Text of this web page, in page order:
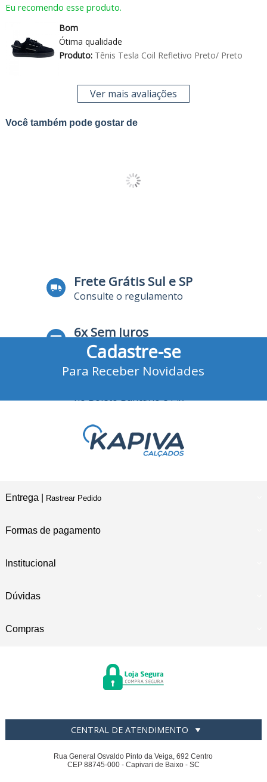
Eu recomendo esse produto.
Bom
Ótima qualidade
Produto:Tênis Tesla Coil Refletivo Preto/ Preto
Ver mais avaliações
Você também pode gostar de
Frete Grátis Sul e SP
Consulte o regulamento
6x Sem Juros
no Cartão de Crédito
no Boleto Bancário e Pix
Cadastre-se
Para Receber Novidades
Entrega | Rastrear Pedido
Formas de pagamento
Institucional
Dúvidas
Compras
CENTRAL DE ATENDIMENTO
Rua General Osvaldo Pinto da Veiga, 692 Centro
CEP 88745-000 - Capivari de Baixo - SC